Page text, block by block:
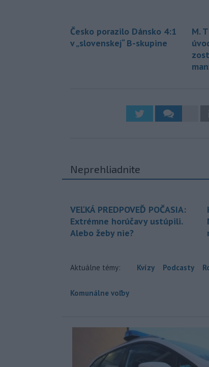
Česko porazilo Dánsko 4:1
v „slovenskej“ B-skupine
M.
Neprehliadnite
VEĽKÁ PREDPOVEĎ POČASIA:
Extrémne horúčavy ustúpili.
Alebo žeby nie?
Aktuálne témy: Kvízy Podcasty
Komunálne voľby